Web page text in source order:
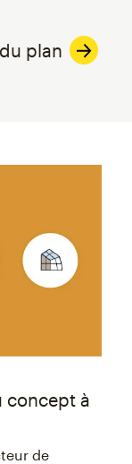
plan
concept à
de